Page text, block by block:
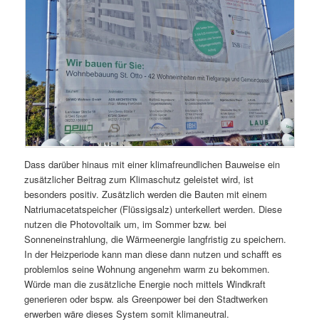
Dass darüber hinaus mit einer klimafreundlichen Bauweise ein
zusätzlicher Beitrag zum Klimaschutz geleistet wird, ist
besonders positiv. Zusätzlich werden die Bauten mit einem
Natriumacetatspeicher (Flüssigsalz) unterkellert werden. Diese
nutzen die Photovoltaik um, im Sommer bzw. bei
Sonneneinstrahlung, die Wärmeenergie langfristig zu speichern.
In der Heizperiode kann man diese dann nutzen und schafft es
problemlos seine Wohnung angenehm warm zu bekommen.
Würde man die zusätzliche Energie noch mittels Windkraft
generieren oder bspw. als Greenpower bei den Stadtwerken
erwerben wäre dieses System somit klimaneutral.